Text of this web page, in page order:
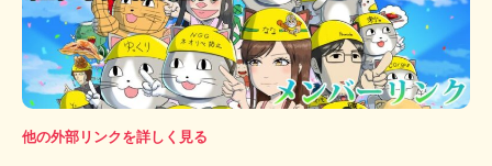
他の外部リンクを詳しく見る